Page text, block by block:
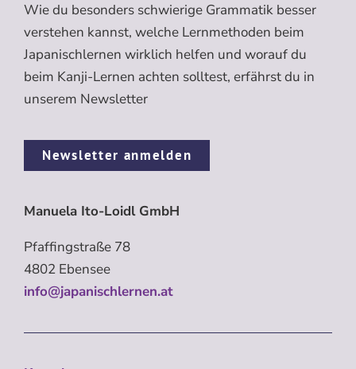
Wie du besonders schwierige Grammatik besser
verstehen kannst, welche Lernmethoden beim
Japanischlernen wirklich helfen und worauf du
beim Kanji-Lernen achten solltest, erfährst du in
unserem Newsletter
Newsletter anmelden
Manuela Ito-Loidl GmbH
Pfaffingstraße 78
4802 Ebensee
info@japanischlernen.at